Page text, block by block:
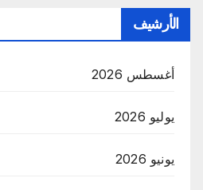
الأرشيف
أغسطس 2026
يوليو 2026
يونيو 2026